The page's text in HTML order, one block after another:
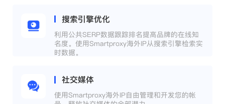
搜索引擎优化
利用公共SERP数据跟踪排名提高品牌的在线知
名度。使用Smartproxy海外IP从搜索引擎检索实
时数据。
社交媒体
使用Smartproxy海外IP自由管理和开发您的帐